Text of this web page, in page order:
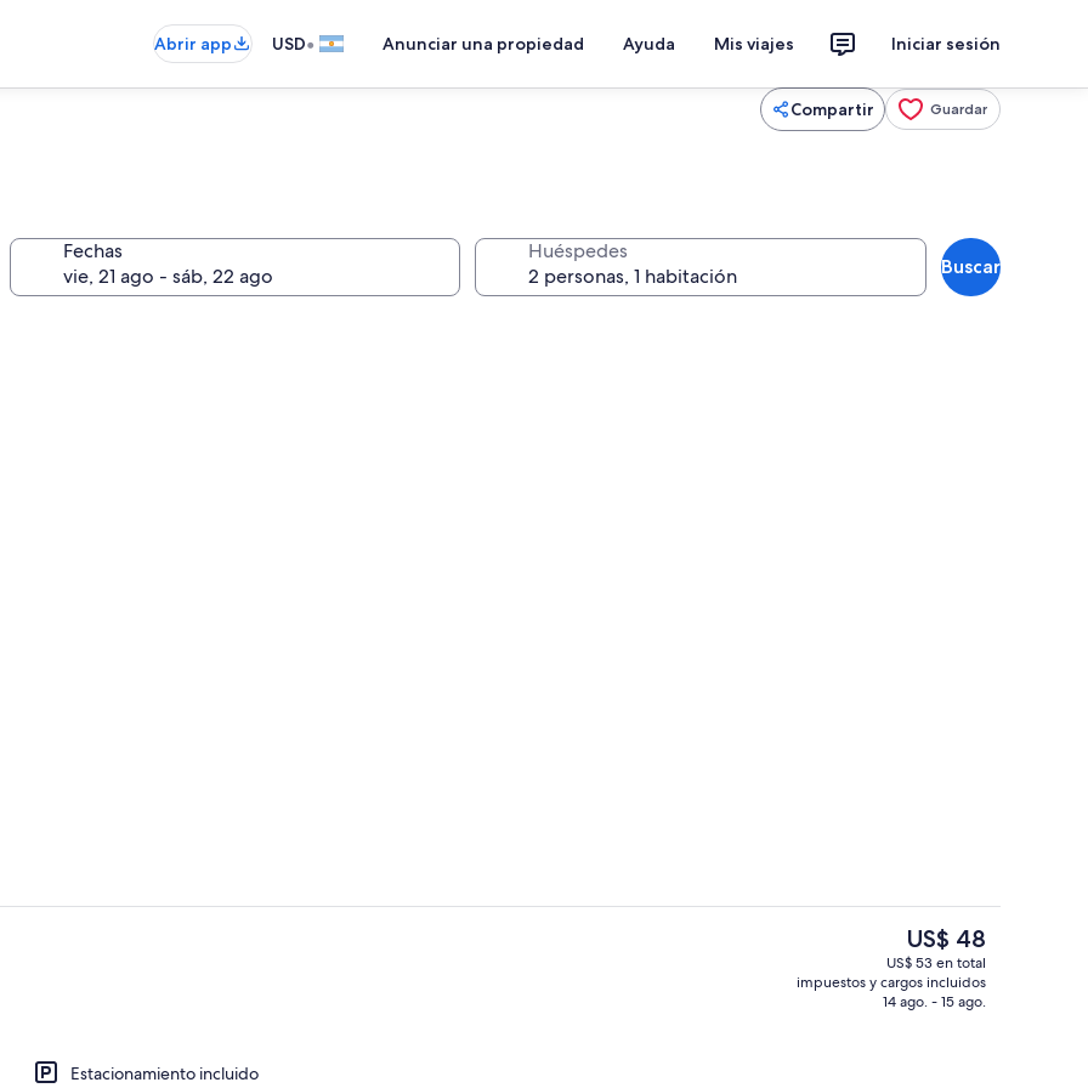
Abrir app USD• Anunciar una propiedad Ayuda Mis viajes Iniciar sesión
Compartir Guardar
Fechas Huéspedes
Buscar
Cubrecamas, escritorio, wifi gratis y decoración personalizada
Detalle exterior
Estacionamiento incluido
El
precio
actual
es
US$ 48
US$ 53 en total
impuestos y cargos incluidos
14 ago. - 15 ago.